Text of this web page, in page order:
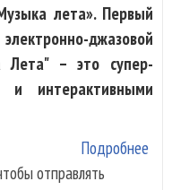
лета». Первый
джазовой
Лета" – это супер-
и интерактивными
Подробнее
отправлять